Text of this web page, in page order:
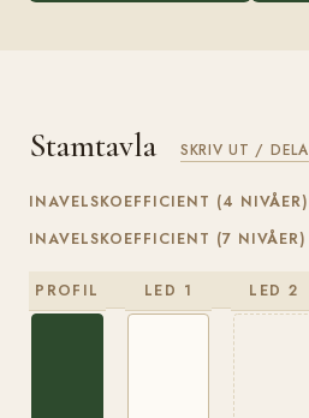
Stamtavla SKRIV UT / DELA
INAVELSKOEFFICIENT (4 NIVÅER)
INAVELSKOEFFICIENT (7 NIVÅER)
PROFIL LED 1 LED 2